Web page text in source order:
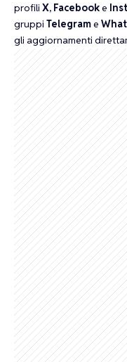
profili X, Facebooke
gruppi Telegrame
gli aggiornamenti